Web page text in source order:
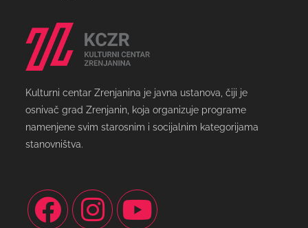
Kulturni centar Zrenjanina je javna ustanova, čiji je
osnivač grad Zrenjanin, koja organizuje programe
namenjene svim starosnim i socijalnim kategorijama
stanovništva.